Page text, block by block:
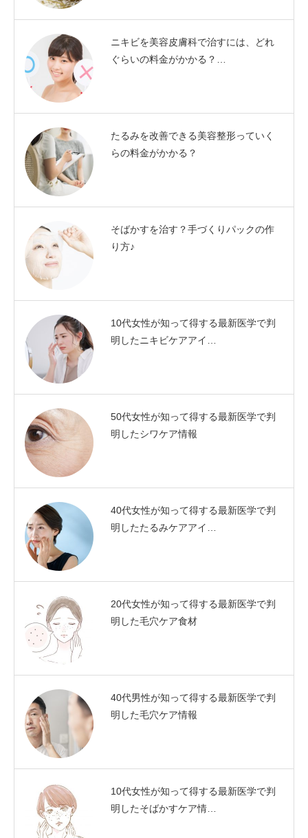
ニキビを美容皮膚科で治すには、どれ
ぐらいの料金がかかる？…
たるみを改善できる美容整形っていく
らの料金がかかる？
そばかすを治す？手づくりパックの作
り方♪
10代女性が知って得する最新医学で判
明したニキビケアアイ…
50代女性が知って得する最新医学で判
明したシワケア情報
40代女性が知って得する最新医学で判
明したたるみケアアイ…
20代女性が知って得する最新医学で判
明した毛穴ケア食材
40代男性が知って得する最新医学で判
明した毛穴ケア情報
10代女性が知って得する最新医学で判
明したそばかすケア情…